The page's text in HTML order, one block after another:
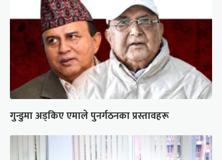
गुन्डुमा अड्किए एमाले पुनर्गठनका प्रस्तावहरू